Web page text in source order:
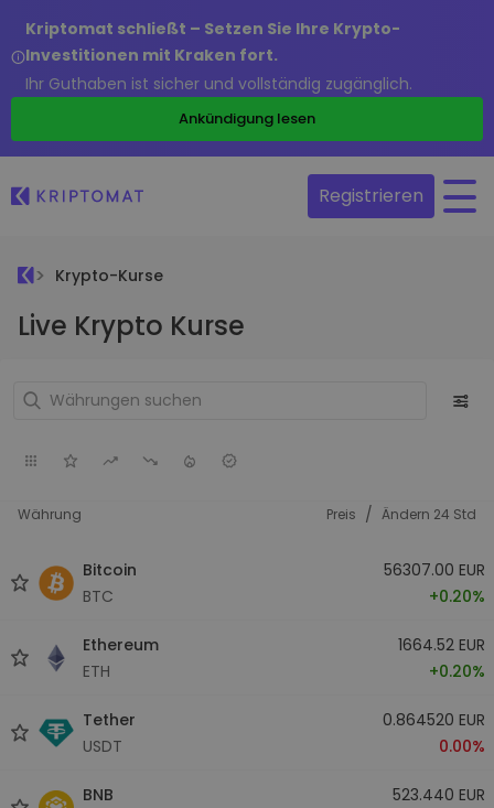
Kriptomat schließt – Setzen Sie Ihre Krypto-
Investitionen mit Kraken fort.
Ihr Guthaben ist sicher und vollständig zugänglich.
Ankündigung lesen
Registrieren
Krypto-Kurse
Live Krypto Kurse
Währung Preis / Ändern 24 Std
Bitcoin
BTC
56307.00 EUR
+0.20%
Ethereum
ETH
1664.52 EUR
+0.20%
Tether
USDT
0.864520 EUR
0.00%
BNB
523.440 EUR